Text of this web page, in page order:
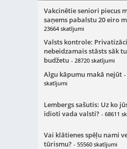
Vakcinētie seniori piecus
saņems pabalstu 20 eiro
23664 skatījumi
Valsts kontrole:
nebeidzamais stāsts sāk
budžetu - 28720 skatījumi
Algu kāpumu makā nejūt -
skatījumi
Lembergs sašutis: Uz ko
idioti vada valsti? - 68611
Vai klātienes spēļu nami
tūrismu? - 55560 skatījumi